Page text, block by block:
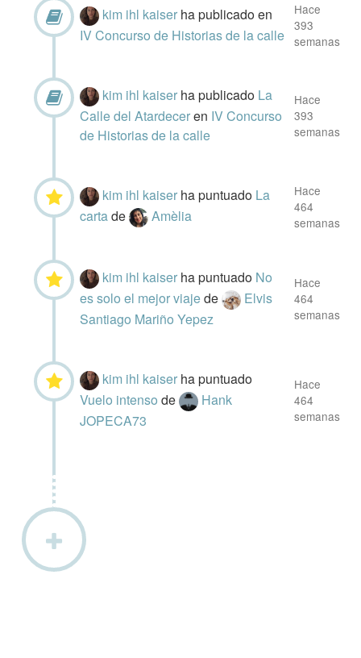
kim ihl kaiser ha publicadoen
IV Concurso de Historias de la calle
Hace
393
semanas
kim ihl kaiser ha publicado La
Calle del Atardeceren IV Concurso
de Historias de la calle
Hace
393
semanas
kim ihl kaiser ha puntuado La
cartade Amèlia
Hace
464
semanas
kim ihl kaiser ha puntuado No
es solo el mejor viajede
Elvis
Santiago Mariño Yepez
Hace
464
semanas
kim ihl kaiser ha puntuado
Vuelo intensode
Hank
JOPECA73
Hace
464
semanas